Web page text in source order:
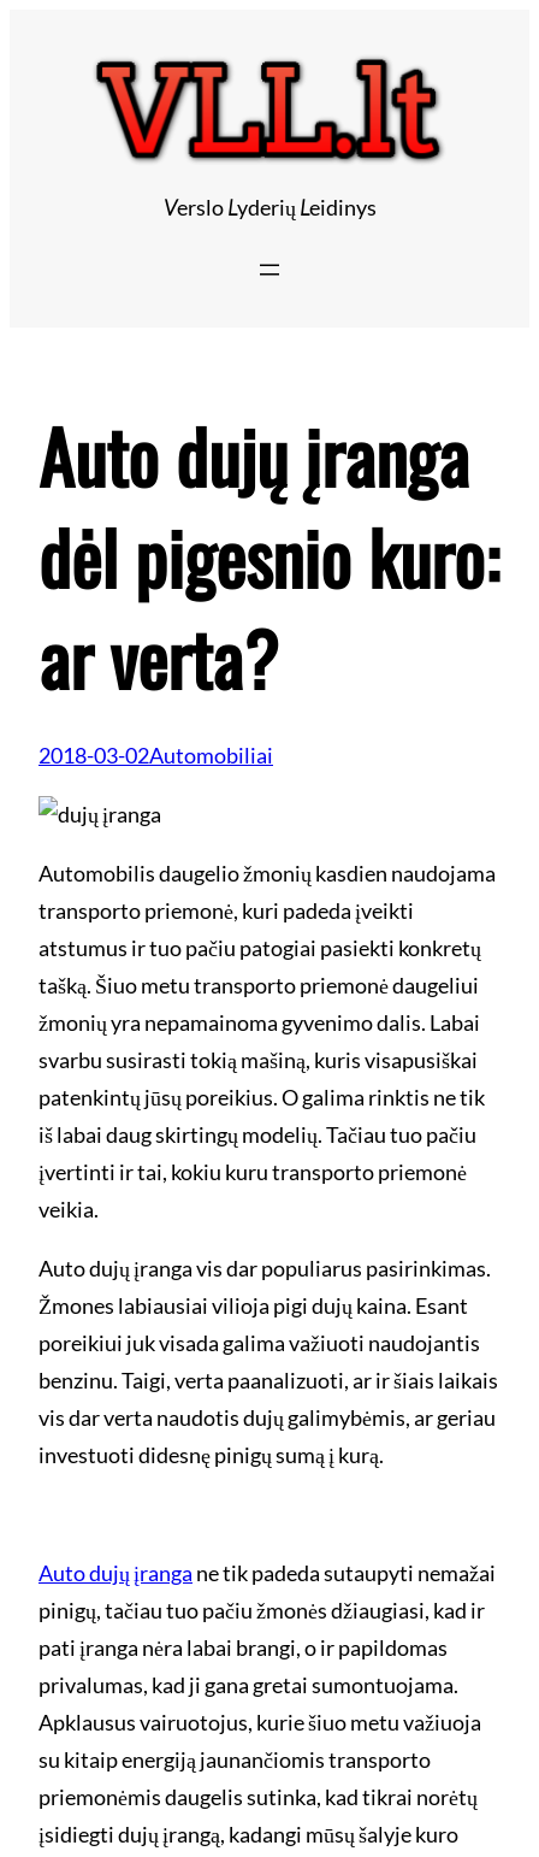
VersloLyderių Leidinys
Auto dujų įranga
dėl pigesnio kuro:
ar verta?
2018-03-02Automobiliai
Automobilis daugelio žmonių kasdien naudojama
transporto priemonė, kuri padeda įveikti
atstumus ir tuo pačiu patogiai pasiekti konkretų
tašką. Šiuo metu transporto priemonė daugeliui
žmonių yra nepamainoma gyvenimo dalis. Labai
svarbu susirasti tokią mašiną, kuris visapusiškai
patenkintų jūsų poreikius. O galima rinktis ne tik
iš labai daug skirtingų modelių. Tačiau tuo pačiu
įvertinti ir tai, kokiu kuru transporto priemonė
veikia.
Auto dujų įranga vis dar populiarus pasirinkimas.
Žmones labiausiai vilioja pigi dujų kaina. Esant
poreikiui juk visada galima važiuoti naudojantis
benzinu. Taigi, verta paanalizuoti, ar ir šiais laikais
vis dar verta naudotis dujų galimybėmis, ar geriau
investuoti didesnę pinigų sumą į kurą.
Auto dujų įranga ne tik padeda sutaupyti nemažai
pinigų, tačiau tuo pačiu žmonės džiaugiasi, kad ir
pati įranga nėra labai brangi, o ir papildomas
privalumas, kad ji gana gretai sumontuojama.
Apklausus vairuotojus, kurie šiuo metu važiuoja
su kitaip energiją jaunančiomis transporto
priemonėmis daugelis sutinka, kad tikrai norėtų
įsidiegti dujų įrangą, kadangi mūsų šalyje kuro